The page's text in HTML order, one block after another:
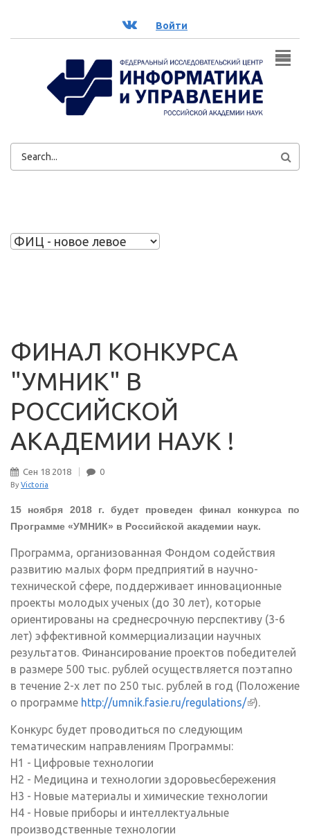
ВК Войти
ФОРМА
ФИНАЛ КОНКУРСА
"УМНИК" В
РОССИЙСКОЙ
АКАДЕМИИ НАУК !
Сен 18 2018 0
By Victoria
15 ноября 2018 г. будет проведен финал конкурса по
Программе «УМНИК» в Российской академии наук.
Программа, организованная Фондом содействия
развитию малых форм предприятий в научно-
технической сфере, поддерживает инновационные
проекты молодых ученых (до 30 лет), которые
ориентированы на среднесрочную перспективу (3-6
лет) эффективной коммерциализации научных
результатов. Финансирование проектов победителей
в размере 500 тыс. рублей осуществляется поэтапно
в течение 2-х лет по 250 тыс. рублей в год (Положение
о программе http://umnik.fasie.ru/regulations/(внешняя
).
Конкурс будет проводиться по следующим
тематическим направлениям Программы:
Н1 - Цифровые технологии
Н2 - Медицина и технологии здоровьесбережения
Н3 - Новые материалы и химические технологии
Н4 - Новые приборы и интеллектуальные
производственные технологии